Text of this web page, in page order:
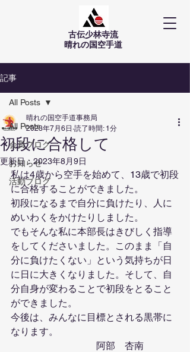
古伝少林寺流
​晴れの国空手道
記事
All Posts
会員ブログ
お知らせ
活動ブログ
All Posts
初段に合格して
晴れの国空手道事務局
2023年7月6日 読了時間: 1分
更新日：2023年8月9日
私は4歳から空手を始めて、13歳で初段
に合格することができました。
初段になるまで自分に負けたり、人に
めいわくをかけたりしました。
でもそんな私に本部長はきびしく指導
をしてくださいました。このまま「自
分に負けたくない」という気持ちが日
に日に大きくなりました。そして、自
分自身が変わることで初段をとること
ができました。
今後は、みんなに目標とされる黒帯に
なります。
阿部　杏南